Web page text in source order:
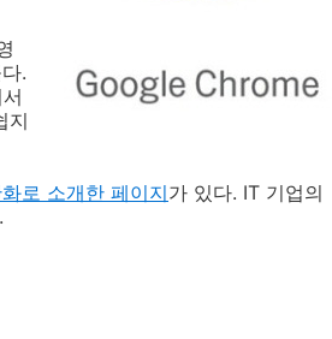
.
지
로 소개한 페이지가 있다. IT 기업의